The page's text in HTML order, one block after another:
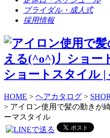
ブライダル・成人式
採用情報
HOME > ヘアカタログ >
> アイロン使用で髪の動きが
ーマスタイル